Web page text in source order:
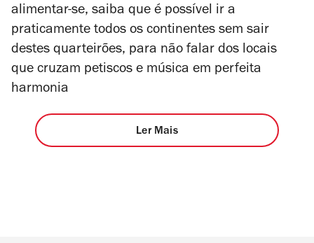
alimentar-se, saiba que é possível ir a
praticamente todos os continentes sem sair
destes quarteirões, para não falar dos locais
que cruzam petiscos e música em perfeita
harmonia
Ler Mais